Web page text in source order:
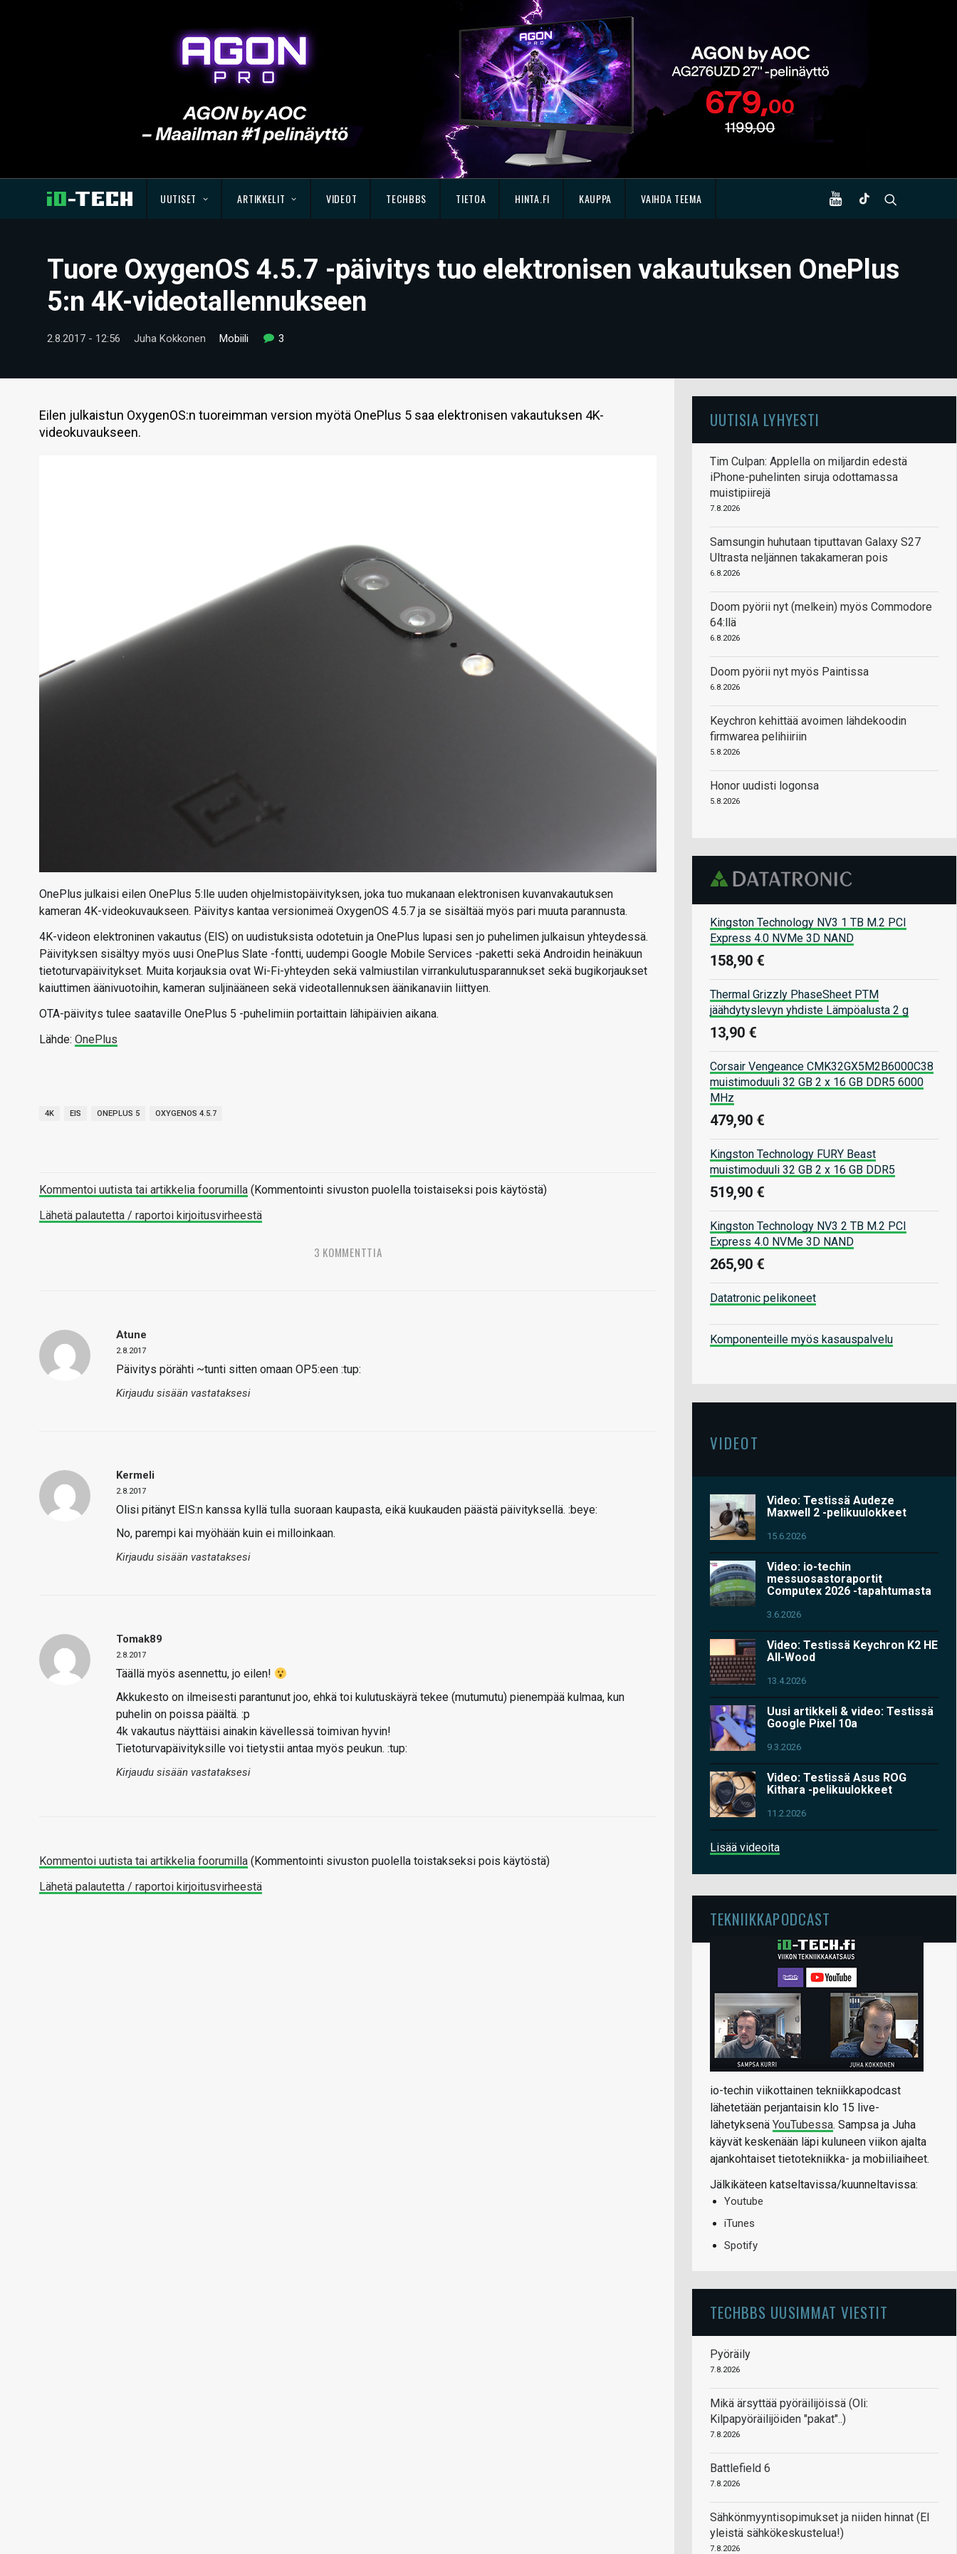
UUTISET ARTIKKELIT VIDEOT TECHBBS TIETOA HINTA.FI KAUPPA VAIHDA TEEMA
Tuore OxygenOS 4.5.7 -päivitys tuo elektronisen vakautuksen OnePlus
5:n 4K-videotallennukseen
2.8.2017 - 12:56 Juha Kokkonen Mobiili 3
Eilen julkaistun OxygenOS:n tuoreimman version myötä OnePlus 5 saa elektronisen vakautuksen 4K-
videokuvaukseen.
OnePlus julkaisi eilen OnePlus 5:lle uuden ohjelmistopäivityksen, joka tuo mukanaan elektronisen kuvanvakautuksen
kameran 4K-videokuvaukseen. Päivitys kantaa versionimeä OxygenOS 4.5.7 ja se sisältää myös pari muuta parannusta.
4K-videon elektroninen vakautus (EIS) on uudistuksista odotetuin ja OnePlus lupasi sen jo puhelimen julkaisun yhteydessä.
Päivityksen sisältyy myös uusi OnePlus Slate -fontti, uudempi Google Mobile Services -paketti sekä Androidin heinäkuun
tietoturvapäivitykset. Muita korjauksia ovat Wi-Fi-yhteyden sekä valmiustilan virrankulutusparannukset sekä bugikorjaukset
kaiuttimen äänivuotoihin, kameran suljinääneen sekä videotallennuksen äänikanaviin liittyen.
OTA-päivitys tulee saataville OnePlus 5 -puhelimiin portaittain lähipäivien aikana.
Lähde: OnePlus
4K EIS ONEPLUS 5 OXYGENOS 4.5.7
Kommentoi uutista tai artikkelia foorumilla (Kommentointi sivuston puolella toistaiseksi pois käytöstä)
Lähetä palautetta / raportoi kirjoitusvirheestä
3 KOMMENTTIA
Atune
2.8.2017
Päivitys pörähti ~tunti sitten omaan OP5:een :tup:
Kirjaudu sisään vastataksesi
Kermeli
2.8.2017
Olisi pitänyt EIS:n kanssa kyllä tulla suoraan kaupasta, eikä kuukauden päästä päivityksellä. :beye:
No, parempi kai myöhään kuin ei milloinkaan.
Kirjaudu sisään vastataksesi
Tomak89
2.8.2017
Täällä myös asennettu, jo eilen!
Akkukesto on ilmeisesti parantunut joo, ehkä toi kulutuskäyrä tekee (mutumutu) pienempää kulmaa, kun
puhelin on poissa päältä. :p
4k vakautus näyttäisi ainakin kävellessä toimivan hyvin!
Tietoturvapäivityksille voi tietystii antaa myös peukun. :tup:
Kirjaudu sisään vastataksesi
Kommentoi uutista tai artikkelia foorumilla (Kommentointi sivuston puolella toistakseksi pois käytöstä)
Lähetä palautetta / raportoi kirjoitusvirheestä
UUTISIA LYHYESTI
Tim Culpan: Applella on miljardin edestä
iPhone-puhelinten siruja odottamassa
muistipiirejä
7.8.2026
Samsungin huhutaan tiputtavan Galaxy S27
Ultrasta neljännen takakameran pois
6.8.2026
Doom pyörii nyt (melkein) myös Commodore
64:llä
6.8.2026
Doom pyörii nyt myös Paintissa
6.8.2026
Keychron kehittää avoimen lähdekoodin
firmwarea pelihiiriin
5.8.2026
Honor uudisti logonsa
5.8.2026
Kingston Technology NV3 1 TB M.2 PCI
Express 4.0 NVMe 3D NAND
158,90 €
Thermal Grizzly PhaseSheet PTM
jäähdytyslevyn yhdiste Lämpöalusta 2 g
13,90 €
Corsair Vengeance CMK32GX5M2B6000C38
muistimoduuli 32 GB 2 x 16 GB DDR5 6000
MHz
479,90 €
Kingston Technology FURY Beast
muistimoduuli 32 GB 2 x 16 GB DDR5
519,90 €
Kingston Technology NV3 2 TB M.2 PCI
Express 4.0 NVMe 3D NAND
265,90 €
Datatronic pelikoneet
Komponenteille myös kasauspalvelu
VIDEOT
Video: Testissä Audeze
Maxwell 2 -pelikuulokkeet
15.6.2026
Video: io-techin
messuosastoraportit
Computex 2026 -tapahtumasta
3.6.2026
Video: Testissä Keychron K2 HE
All-Wood
13.4.2026
Uusi artikkeli & video: Testissä
Google Pixel 10a
9.3.2026
Video: Testissä Asus ROG
Kithara -pelikuulokkeet
11.2.2026
Lisää videoita
TEKNIIKKAPODCAST
io-techin viikottainen tekniikkapodcast
lähetetään perjantaisin klo 15 live-
lähetyksenä YouTubessa. Sampsa ja Juha
käyvät keskenään läpi kuluneen viikon ajalta
ajankohtaiset tietotekniikka- ja mobiiliaiheet.
Jälkikäteen katseltavissa/kuunneltavissa:
Youtube
iTunes
Spotify
TECHBBS UUSIMMAT VIESTIT
Pyöräily
7.8.2026
Mikä ärsyttää pyöräilijöissä (Oli:
Kilpapyöräilijöiden "pakat"..)
7.8.2026
Battlefield 6
7.8.2026
Sähkönmyyntisopimukset ja niiden hinnat (EI
yleistä sähkökeskustelua!)
7.8.2026